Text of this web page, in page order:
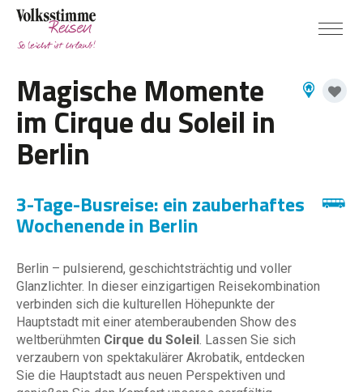
Magische Momente
im Cirque du Soleil in
Berlin
3-Tage-Busreise: ein zauberhaftes
Wochenende in Berlin
Berlin – pulsierend, geschichtsträchtig und voller
Glanzlichter. In dieser einzigartigen Reisekombination
verbinden sich die kulturellen Höhepunkte der
Hauptstadt mit einer atemberaubenden Show des
weltberühmten Cirque du Soleil. Lassen Sie sich
verzaubern von spektakulärer Akrobatik, entdecken
Sie die Hauptstadt aus neuen Perspektiven und